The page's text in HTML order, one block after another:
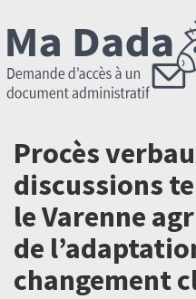
Procès
discussions
le Varenne
de
changement